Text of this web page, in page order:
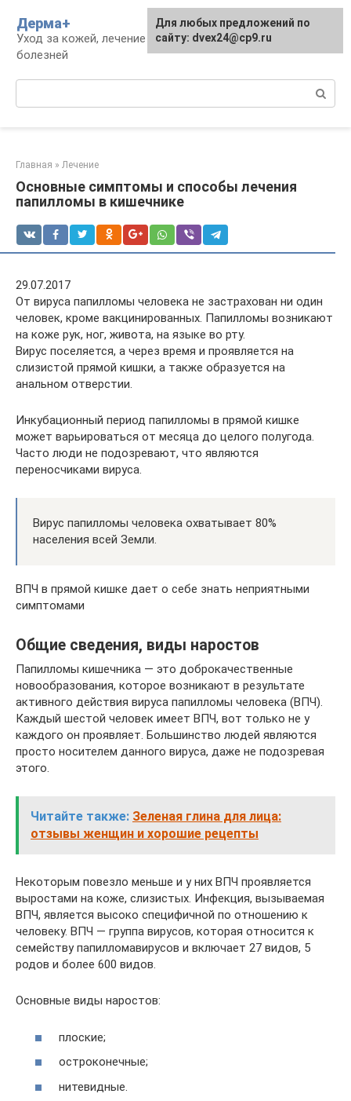
контенту
Дерма+
Уход за кожей, лечение дерматологических
болезней
Главная » Лечение
Основные симптомы и способы лечения
папилломы в кишечнике
29.07.2017
От вируса папилломы человека не застрахован ни один
человек, кроме вакцинированных. Папилломы возникают
на коже рук, ног, живота, на языке во рту.
Вирус поселяется, а через время и проявляется на
слизистой прямой кишки, а также образуется на
анальном отверстии.
Инкубационный период папилломы в прямой кишке
может варьироваться от месяца до целого полугода.
Часто люди не подозревают, что являются
переносчиками вируса.
Вирус папилломы человека охватывает 80%
населения всей Земли.
ВПЧ в прямой кишке дает о себе знать неприятными
симптомами
Общие сведения, виды наростов
Папилломы кишечника — это доброкачественные
новообразования, которое возникают в результате
активного действия вируса папилломы человека (ВПЧ).
Каждый шестой человек имеет ВПЧ, вот только не у
каждого он проявляет. Большинство людей являются
просто носителем данного вируса, даже не подозревая
этого.
Читайте также: Зеленая глина для лица:
отзывы женщин и хорошие рецепты
Некоторым повезло меньше и у них ВПЧ проявляется
выростами на коже, слизистых. Инфекция, вызываемая
ВПЧ, является высоко специфичной по отношению к
человеку. ВПЧ — группа вирусов, которая относится к
семейству папилломавирусов и включает 27 видов, 5
родов и более 600 видов.
Основные виды наростов:
плоские;
остроконечные;
нитевидные.
Для любых предложений по
сайту: dvex24@cp9.ru